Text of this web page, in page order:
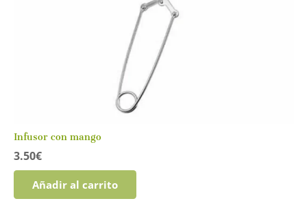
Infusor con mango
3.50€
Añadir al carrito